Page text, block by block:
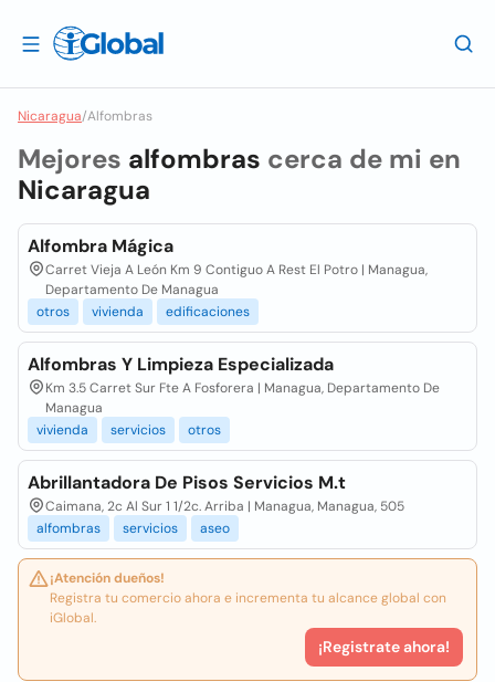
Nicaragua/Alfombras
Mejores alfombras cerca de mi en
Nicaragua
Alfombra Mágica
Carret Vieja A León Km 9 Contiguo A Rest El Potro | Managua,
Departamento De Managua
otros
vivienda edificaciones
Alfombras Y Limpieza Especializada
Km 3.5 Carret Sur Fte A Fosforera | Managua, Departamento De
Managua
vivienda
servicios otros
Abrillantadora De Pisos Servicios M.t
Caimana, 2c Al Sur 1 1/2c. Arriba | Managua, Managua, 505
alfombras
servicios aseo
¡Atención dueños!
Registra tu comercio ahora e incrementa tu alcance global con
iGlobal.
¡Registrate ahora!